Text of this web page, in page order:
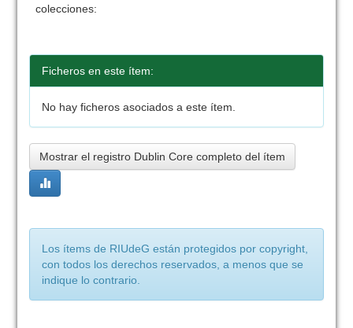
colecciones:
Ficheros en este ítem:
No hay ficheros asociados a este ítem.
Mostrar el registro Dublin Core completo del ítem
Los ítems de RIUdeG están protegidos por copyright,
con todos los derechos reservados, a menos que se
indique lo contrario.